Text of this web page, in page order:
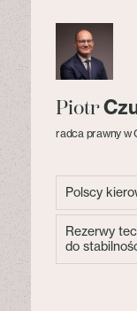
Piotr
radca prawny w
Polscy
Rezerwy
do